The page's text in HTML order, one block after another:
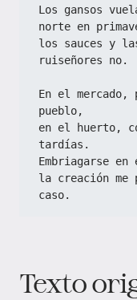
Los gansos
norte en
los sauces y
ruiseñores no.
En el mercado,
pueblo,
en el huerto,
tardías.
Embriagarse
la creación me
caso.
Texto